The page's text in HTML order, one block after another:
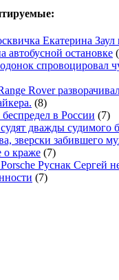
Екатерина Заул
автобусной остановке
спровоцировал
Rover
(8)
в России (7)
дважды судимого
зверски забившего
о краже (7)
Руснак Сергей
(7)